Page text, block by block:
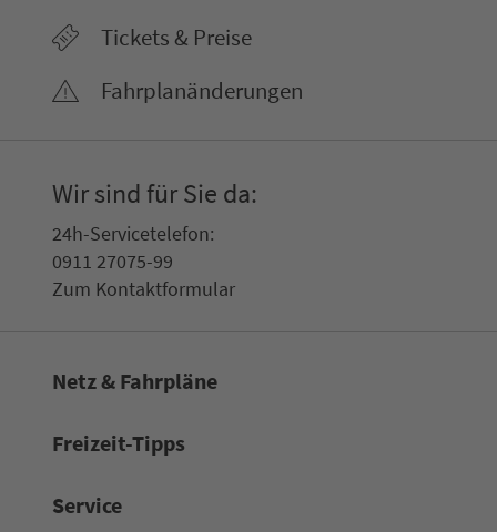
Tickets & Preise
Fahr­plan­ände­rungen
Wir sind für Sie da:
24h-Ser­vice­te­le­fon:
0911 27075-99
Zum Kon­taktformular
Netz & Fahrpläne
Frei­zeit-Tipps
Service